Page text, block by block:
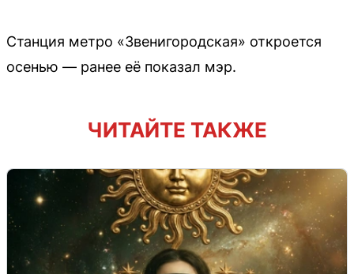
Станция метро «Звенигородская» откроется
осенью — ранее её показал мэр.
ЧИТАЙТЕ ТАКЖЕ